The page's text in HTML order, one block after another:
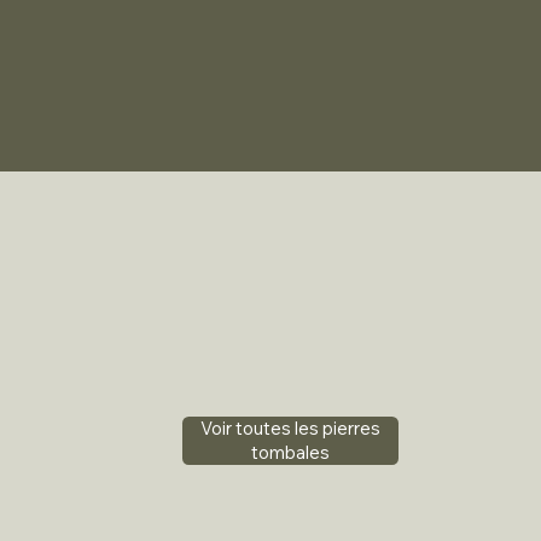
Voir toutes les pierres
tombales